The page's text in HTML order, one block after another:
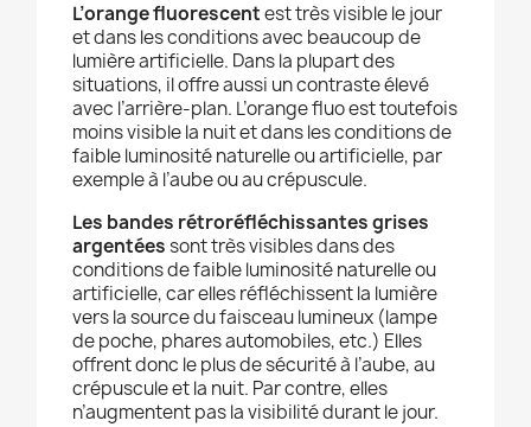
L’orange fluorescentest très visible le jour
et dans les conditions avec beaucoup de
lumière artificielle. Dans la plupart des
situations, il offre aussi un contraste élevé
avec l’arrière-plan. L’orange fluo est toutefois
moins visible la nuit et dans les conditions de
faible luminosité naturelle ou artificielle, par
exemple à l’aube ou au crépuscule.
Les bandes rétroréfléchissantes grises
argentéessont très visibles dans des
conditions de faible luminosité naturelle ou
artificielle, car elles réfléchissent la lumière
vers la source du faisceau lumineux (lampe
de poche, phares automobiles, etc.) Elles
offrent donc le plus de sécurité à l’aube, au
crépuscule et la nuit. Par contre, elles
n’augmentent pas la visibilité durant le jour.